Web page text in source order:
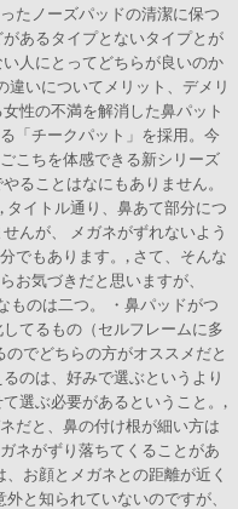
たノーズパッドの清潔に保つ
あるタイプとないタイプとが
人にとってどちらが良いのか
いについてメリット、デメリ
性の不満を解消した鼻パット
「チークパット」を採用。今
こちを体感できる新シリーズ
ることはなにもありません。
イトル通り、鼻あて部分につ
んが、 メガネがずれないよう
でもあります。, さて、そんな
お気づきだと思いますが、
ものは二つ。 ・鼻パッドがつ
てるもの（セルフレームに多
でどちらの方がオススメだと
のは、好みで選ぶというより
選ぶ必要があるということ。,
だと、鼻の付け根が細い方は
ネがずり落ちてくることがあ
お顔とメガネとの距離が近く
と知られていないのですが、